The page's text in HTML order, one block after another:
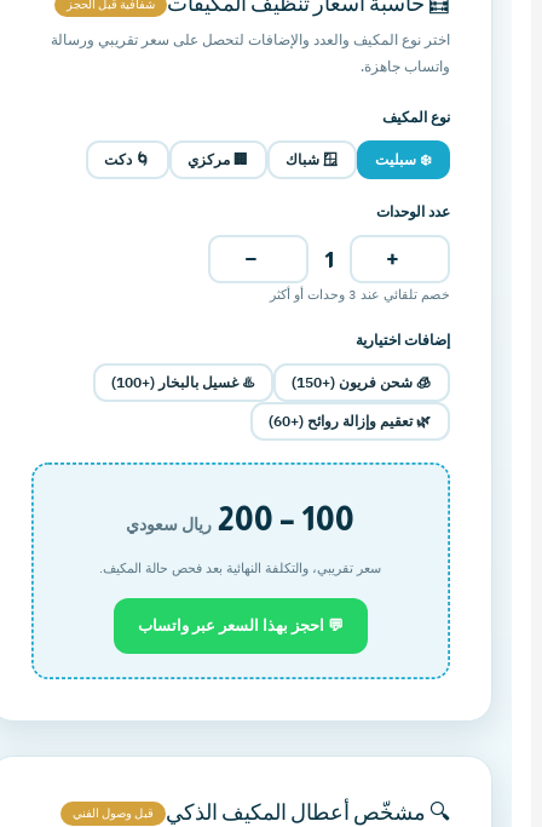
شفافية قبل الحجز
اختر نوع المكيف والعدد والإضافات لتحصل على سعر تقريبي ورسالة
واتساب جاهزة.
نوع المكيف
❄️ سبليت
🪟 شباك 🏢 مركزي 🌀 دكت
عدد الوحدات
+
1
−
خصم تلقائي عند 3 وحدات أو أكثر
إضافات اختيارية
🧊 شحن فريون (+150)
♨️ غسيل بالبخار (+100)
🌿 تعقيم وإزالة روائح (+60)
100 – 200 ريال سعودي
سعر تقريبي، والتكلفة النهائية بعد فحص حالة المكيف.
💬 احجز بهذا السعر عبر واتساب
🔍 مشخّص أعطال المكيف الذكي قبل وصول الفني